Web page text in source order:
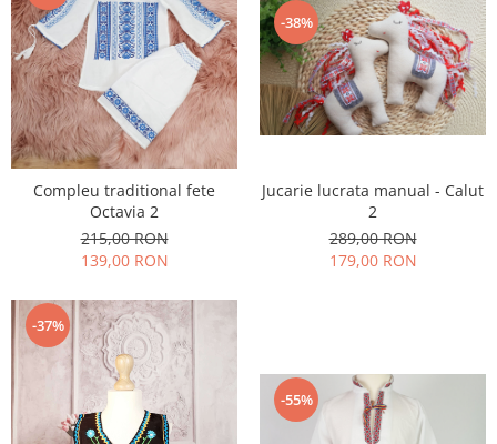
Compleu traditional fete
Octavia 2
215,00 RON
139,00 RON
-38%
Jucarie lucrata manual - Calut
2
289,00 RON
179,00 RON
-37%
-55%